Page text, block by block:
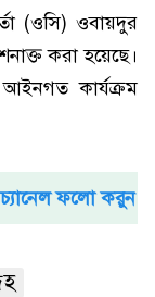
(ওসি) ওবায়দুর
করা হয়েছে।
কার্যক্রম
ফলো করুন